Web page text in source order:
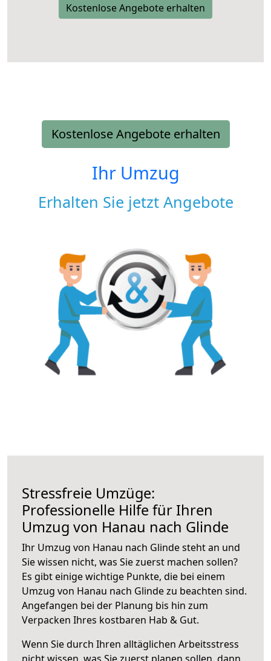
Kostenlose Angebote erhalten
Kostenlose Angebote erhalten
Ihr Umzug
Erhalten Sie jetzt Angebote
Stressfreie Umzüge:
Professionelle Hilfe für Ihren
Umzug von Hanau nach Glinde
Ihr Umzug von Hanau nach Glinde steht an und
Sie wissen nicht, was Sie zuerst machen sollen?
Es gibt einige wichtige Punkte, die bei einem
Umzug von Hanau nach Glinde zu beachten sind.
Angefangen bei der Planung bis hin zum
Verpacken Ihres kostbaren Hab & Gut.
Wenn Sie durch Ihren alltäglichen Arbeitsstress